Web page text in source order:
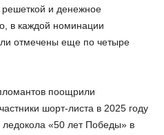
решеткой и денежное
в каждой номинации
отмечены еще по четыре
поощрили
шорт-листа в 2025 году
ледокола «50 лет Победы» в